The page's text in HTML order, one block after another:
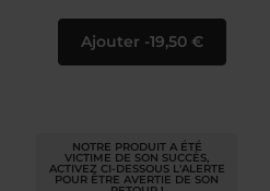
Ajouter 19,50 €
NOTRE PRODUIT A ÉTÉ
VICTIME DE SON SUCCÈS,
ACTIVEZ CI-DESSOUS L'ALERTE
POUR ÊTRE AVERTIE DE SON